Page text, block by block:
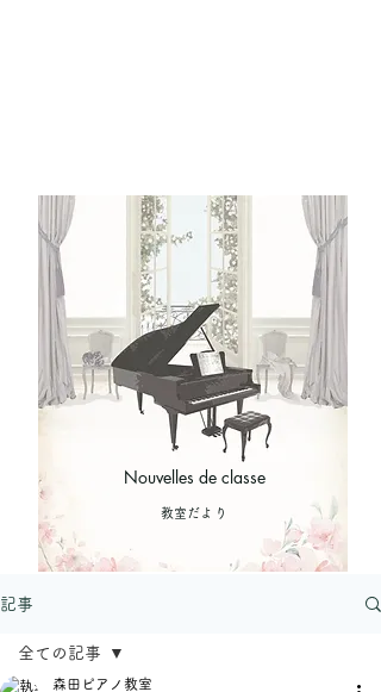
Nouvelles de classe
​教室だより
記事
全ての記事
森田ピアノ教室